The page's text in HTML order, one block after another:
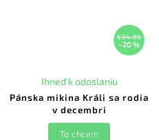
€34,99
–20 %
Pánska mikina Králi sa rodia
v decembri
Ihneď k odoslaniu
To chcem